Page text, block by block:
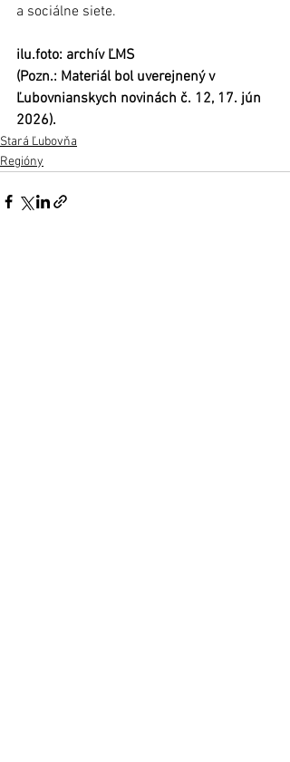
a sociálne siete.
ilu.foto: archív ĽMS
(Pozn.: Materiál bol uverejnený v
Ľubovnianskych novinách č. 12, 17. jún
2026).
Stará Ľubovňa
Regióny